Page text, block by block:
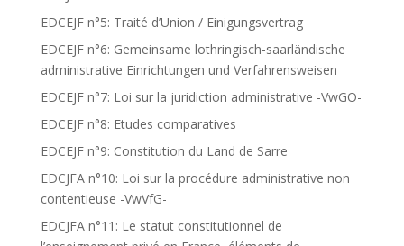
EDCEJF n°5: Traité d’Union / Einigungsvertrag
EDCEJF n°6: Gemeinsame lothringisch-saarländische
administrative Einrichtungen und Verfahrensweisen
EDCEJF n°7: Loi sur la juridiction administrative -VwGO-
EDCEJF n°8: Etudes comparatives
EDCEJF n°9: Constitution du Land de Sarre
EDCJFA n°10: Loi sur la procédure administrative non
contentieuse -VwVfG-
EDCJFA n°11: Le statut constitutionnel de